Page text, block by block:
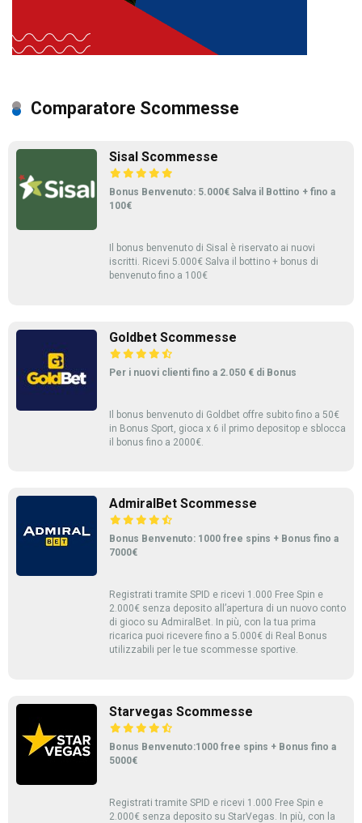
Comparatore Scommesse
Sisal Scommesse
Bonus Benvenuto: 5.000€ Salva il Bottino + fino a
100€
Il bonus benvenuto di Sisal è riservato ai nuovi
iscritti. Ricevi 5.000€ Salva il bottino + bonus di
benvenuto fino a 100€
Goldbet Scommesse
Per i nuovi clienti fino a 2.050 € di Bonus
Il bonus benvenuto di Goldbet offre subito fino a 50€
in Bonus Sport, gioca x 6 il primo depositop e sblocca
il bonus fino a 2000€.
AdmiralBet Scommesse
Bonus Benvenuto: 1000 free spins + Bonus fino a
7000€
Registrati tramite SPID e ricevi 1.000 Free Spin e
2.000€ senza deposito all’apertura di un nuovo conto
di gioco su AdmiralBet. In più, con la tua prima
ricarica puoi ricevere fino a 5.000€ di Real Bonus
utilizzabili per le tue scommesse sportive.
Starvegas Scommesse
Bonus Benvenuto:1000 free spins + Bonus fino a
5000€
Registrati tramite SPID e ricevi 1.000 Free Spin e
2.000€ senza deposito su StarVegas. In più, con la